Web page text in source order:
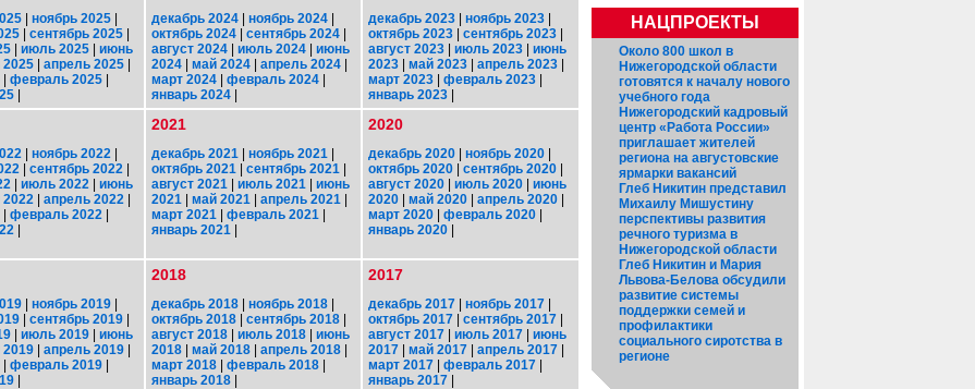
| ноябрь 2025 |
| сентябрь 2025 |
| июль 2025 | июнь
| апрель 2025 |
| февраль 2025 |
|
декабрь 2024 | ноябрь 2024 |
октябрь 2024 | сентябрь 2024 |
август 2024 | июль 2024 | июнь
2024 | май 2024 | апрель 2024 |
март 2024 | февраль 2024 |
январь 2024 |
декабрь 2023 | ноябрь 2023 |
октябрь 2023 | сентябрь 2023 |
август 2023 | июль 2023 | июнь
2023 | май 2023 | апрель 2023 |
март 2023 | февраль 2023 |
январь 2023 |
| ноябрь 2022 |
| сентябрь 2022 |
| июль 2022 | июнь
| апрель 2022 |
| февраль 2022 |
|
2021
декабрь 2021 | ноябрь 2021 |
октябрь 2021 | сентябрь 2021 |
август 2021 | июль 2021 | июнь
2021 | май 2021 | апрель 2021 |
март 2021 | февраль 2021 |
январь 2021 |
2020
декабрь 2020 | ноябрь 2020 |
октябрь 2020 | сентябрь 2020 |
август 2020 | июль 2020 | июнь
2020 | май 2020 | апрель 2020 |
март 2020 | февраль 2020 |
январь 2020 |
| ноябрь 2019 |
| сентябрь 2019 |
| июль 2019 | июнь
| апрель 2019 |
| февраль 2019 |
|
2018
декабрь 2018 | ноябрь 2018 |
октябрь 2018 | сентябрь 2018 |
август 2018 | июль 2018 | июнь
2018 | май 2018 | апрель 2018 |
март 2018 | февраль 2018 |
январь 2018 |
2017
декабрь 2017 | ноябрь 2017 |
октябрь 2017 | сентябрь 2017 |
август 2017 | июль 2017 | июнь
2017 | май 2017 | апрель 2017 |
март 2017 | февраль 2017 |
январь 2017 |
НАЦПРОЕКТЫ
Около 800 школ в
Нижегородской области
готовятся к началу нового
учебного года
Нижегородский кадровый
центр «Работа России»
приглашает жителей
региона на августовские
ярмарки вакансий
Глеб Никитин представил
Михаилу Мишустину
перспективы развития
речного туризма в
Нижегородской области
Глеб Никитин и Мария
Львова-Белова обсудили
развитие системы
поддержки семей и
профилактики
социального сиротства в
регионе